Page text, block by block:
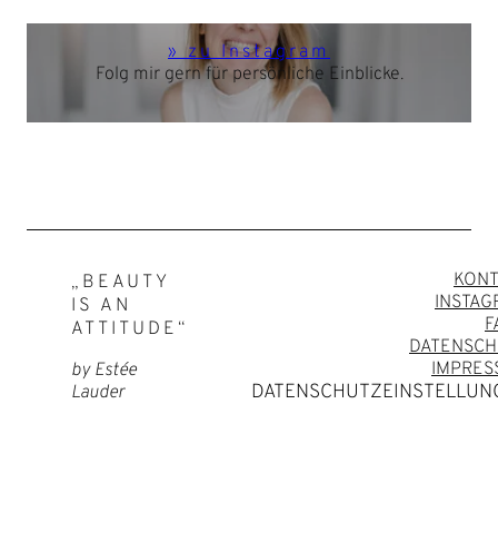
» zu Instagram
Folg mir gern für persönliche Einblicke.
„BEAUTY
IS AN
ATTITUDE“
by Estée
Lauder